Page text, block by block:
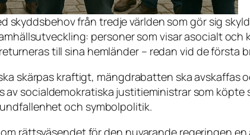
skyddsbehov från tredje världen som gör sig
personer som visar asocialt
till sina hemländer – redan vid de första
skärpas kraftigt, mängdrabatten ska avskaffas
socialdemokratiska justitieministrar som köpte
och symbolpolitik.
rättsväsendet för den nuvarande regeringen